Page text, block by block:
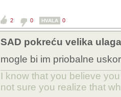
2 0 HVALA 0
SAD pokreću velika
mogle bi im priobalne
I know that you believe
not sure you realize that